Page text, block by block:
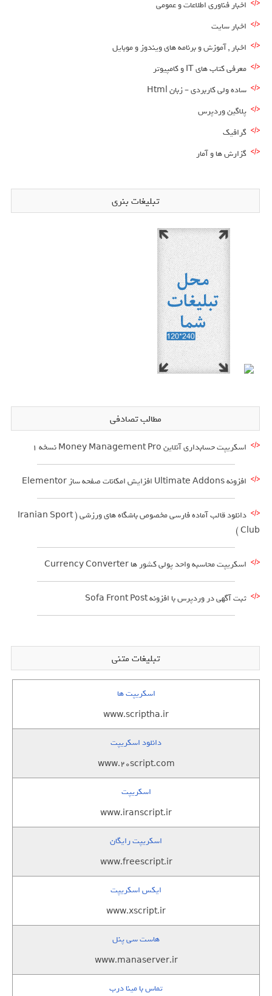
اخبار فناوری اطلاعات و عمومی
اخبار سایت
اخبار , آموزش و برنامه های ویندوز و موبایل
معرفی کتاب های IT و کامپیوتر
ساده ولی کاربردی – زبان Html
پلاگین وردپرس
گرافیک
گزارش ها و آمار
تبلیغات بنری
مطالب تصادفی
اسکریپت حسابداری آنلاین Money Management Pro نسخه ۱
افزونه Ultimate Addons افزایش امکانات صفحه ساز Elementor
دانلود قالب آماده فارسی مخصوص باشگاه های ورزشی ( Iranian Sport
Club )
اسکریپت محاسبه واحد پولی کشور ها Currency Converter
ثبت آگهی در وردپرس با افزونه Sofa Front Post
تبلیغات متنی
اسکریپت ها
www.scriptha.ir
دانلود اسکریپت
www.20script.com
اسکریپت
www.iranscript.ir
اسکریپت رایگان
www.freescript.ir
ایکس اسکریپت
www.xscript.ir
هاست سی پنل
www.manaserver.ir
تماس با مینا درب